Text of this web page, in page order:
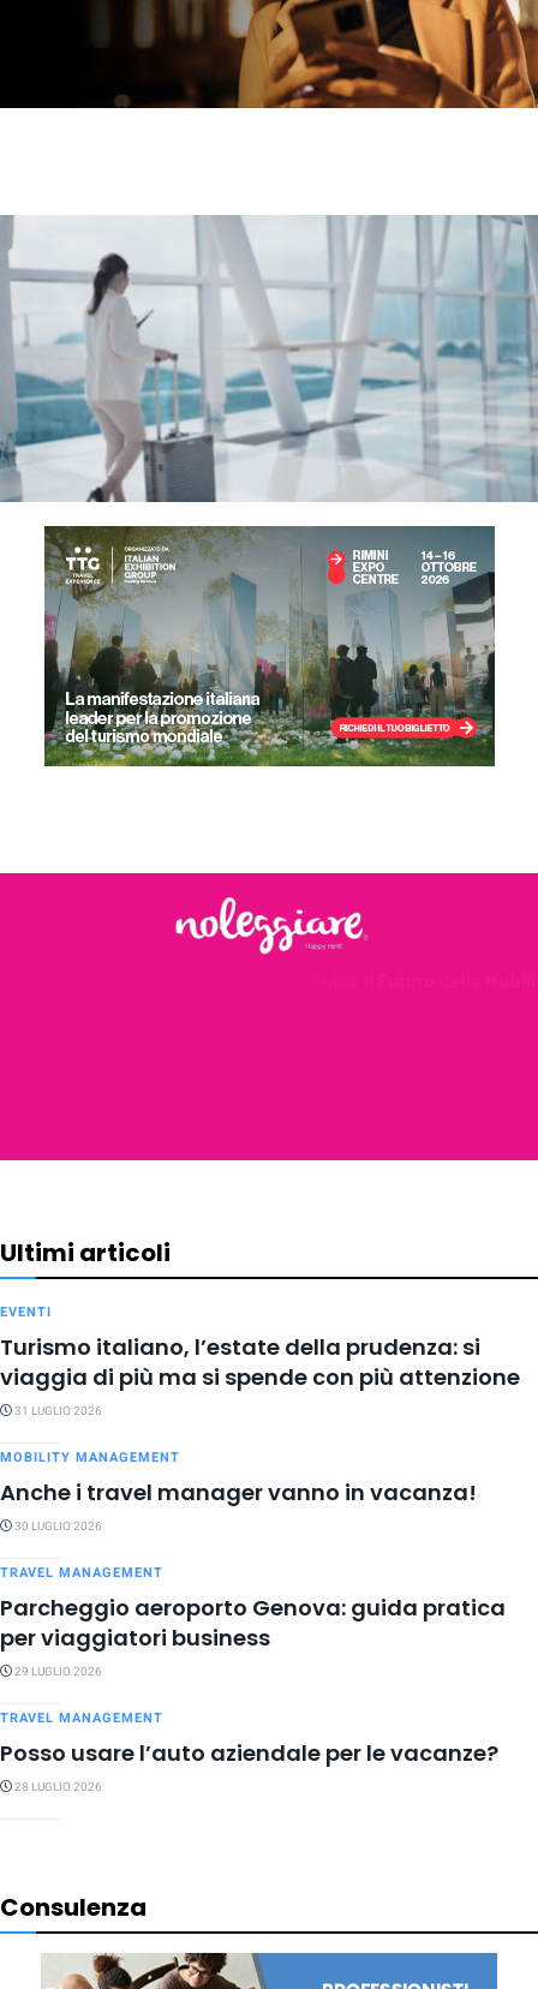
Ultimi articoli
EVENTI
Turismo italiano, l’estate della prudenza: si
viaggia di più ma si spende con più attenzione
31 LUGLIO 2026
MOBILITY MANAGEMENT
Anche i travel manager vanno in vacanza!
30 LUGLIO 2026
TRAVEL MANAGEMENT
Parcheggio aeroporto Genova: guida pratica
per viaggiatori business
29 LUGLIO 2026
TRAVEL MANAGEMENT
Posso usare l’auto aziendale per le vacanze?
28 LUGLIO 2026
Consulenza